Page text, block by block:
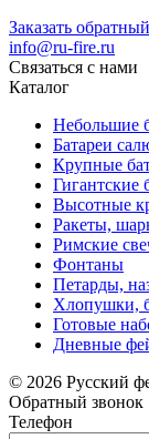
Заказать
info@ru-fire.ru
Связаться с нами
Каталог
Небольшие
Батареи
Крупные
Гигантские
Высотные
Ракеты,
Римские
Фонтаны
Петарды,
Хлопушки,
Готовые
Дневные
© 2026 Русский
Обратный звонок
Телефон